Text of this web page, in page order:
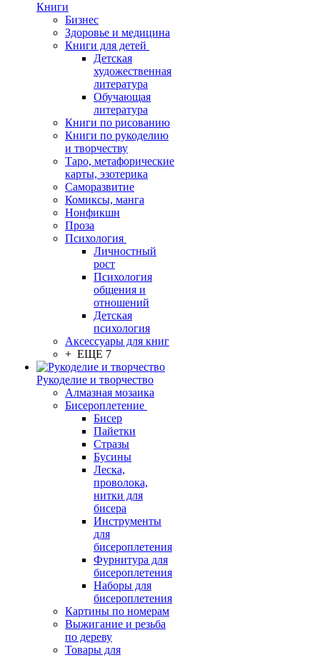
Книги
Бизнес
Здоровье и медицина
Книги для детей
Детская
художественная
литература
Обучающая
литература
Книги по рисованию
Книги по рукоделию
и творчеству
Таро, метафорические
карты, эзотерика
Саморазвитие
Комиксы, манга
Нонфикшн
Проза
Психология
Личностный
рост
Психология
общения и
отношений
Детская
психология
Аксессуары для книг
+ ЕЩЕ 7
Рукоделие и творчество
Алмазная мозаика
Бисероплетение
Бисер
Пайетки
Стразы
Бусины
Леска,
проволока,
нитки для
бисера
Инструменты
для
бисероплетения
Фурнитура для
бисероплетения
Наборы для
бисероплетения
Картины по номерам
Выжигание и резьба
по дереву
Товары для